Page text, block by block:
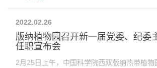
2022.02.26
版纳植物园召开新一届党委、纪委
任职宣布会
2月25日上午，中国科学院西双版纳热带植物